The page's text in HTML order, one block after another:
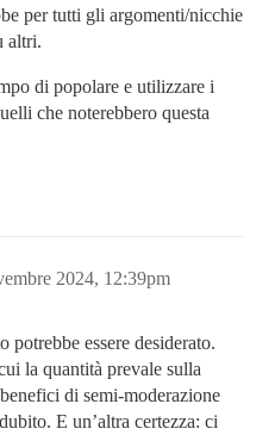
per tutti gli argomenti/nicchie
altri.
di popolare e utilizzare i
che noterebbero questa
2024, 12:39pm
potrebbe essere desiderato.
la quantità prevale sulla
di semi-moderazione
E un’altra certezza: ci